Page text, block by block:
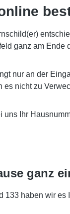
ganz am Ende
nur an der
nicht zu
Ihr
ganz
haben wir